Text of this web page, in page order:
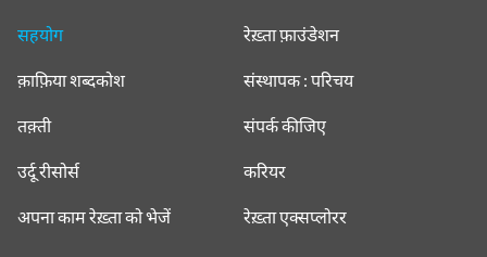
सहयोग
क़ाफ़िया शब्दकोश
तक़्ती
उर्दू रीसोर्स
अपना काम रेख़्ता को भेजें
रेख़्ता फ़ाउंडेशन
संस्थापक : परिचय
संपर्क कीजिए
करियर
रेख़्ता एक्सप्लोरर